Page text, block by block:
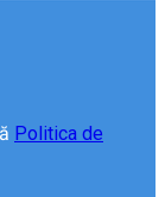
Politica de